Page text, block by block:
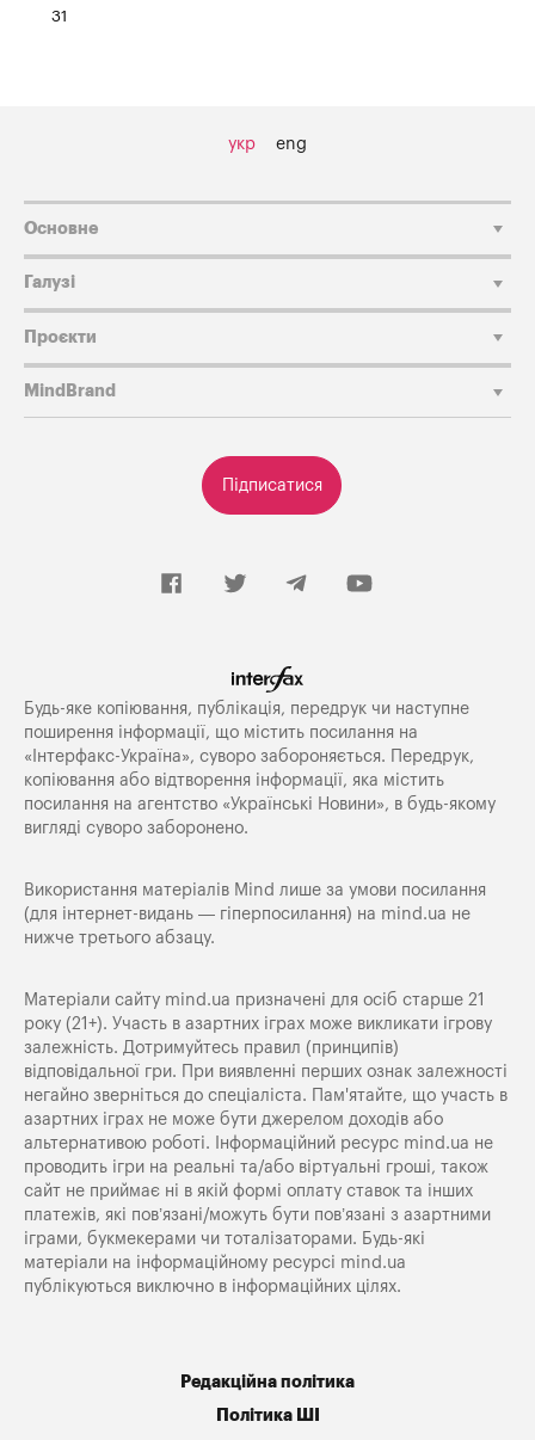
31
укр eng
Підписатися
Основне
Галузі
Проєкти
MindBrand
Будь-яке копiювання, публiкацiя, передрук чи наступне
поширення iнформацiї, що мiстить посилання на
«Iнтерфакс-Україна», суворо забороняється. Передрук,
копіювання або відтворення інформації, яка містить
посилання на агентство «Українські Новини», в будь-якому
вигляді суворо заборонено.
Використання матеріалів Mind лише за умови посилання
(для інтернет-видань — гіперпосилання) на mind.ua не
нижче третього абзацу.
Матеріали сайту mind.ua призначені для осіб старше 21
року (21+). Участь в азартних іграх може викликати ігрову
залежність. Дотримуйтесь правил (принципів)
відповідальної гри. При виявленні перших ознак залежності
негайно зверніться до спеціаліста. Пам'ятайте, що участь в
азартних іграх не може бути джерелом доходів або
альтернативою роботі. Інформаційний ресурс mind.ua не
проводить ігри на реальні та/або віртуальні гроші, також
сайт не приймає ні в якій формі оплату ставок та інших
платежів, які пов’язані/можуть бути пов’язані з азартними
іграми, букмекерами чи тоталізаторами. Будь-які
матеріали на інформаційному ресурсі mind.ua
публікуються виключно в інформаційних цілях.
Редакційна політика
Політика ШІ